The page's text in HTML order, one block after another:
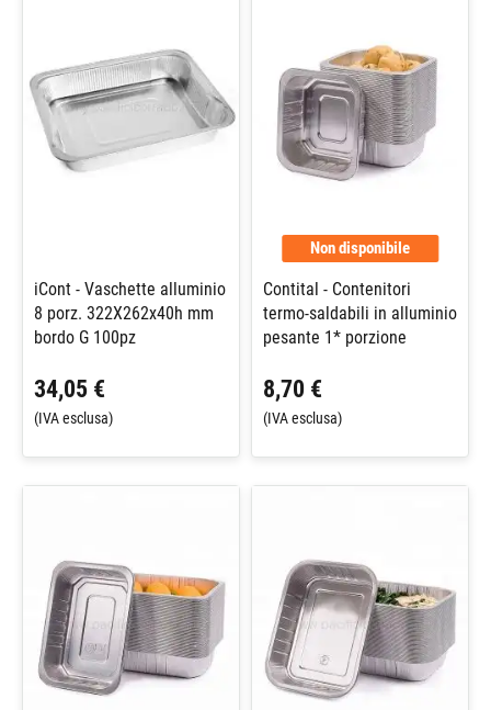
iCont - Vaschette alluminio
8 porz. 322X262x40h mm
bordo G 100pz
34,05 €
(IVA esclusa)
Non disponibile
Contital - Contenitori
termo-saldabili in alluminio
pesante 1* porzione
8,70 €
(IVA esclusa)